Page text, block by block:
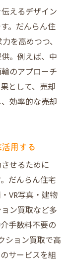
えるデザイン
。だんらん住
を高めつつ、
。例えば、中
のアプローチ
として、売却
効率的な売却
用する
せるために
だんらん住宅
VR写真・建物
ン買取など多
手数料不要の
ション買取で高
サービスを組